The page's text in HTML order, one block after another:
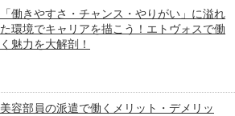
「働きやすさ・チャンス・やりがい」に溢れ
た環境でキャリアを描こう！エトヴォスで働
く魅力を大解剖！
美容部員の派遣で働くメリット・デメリッ